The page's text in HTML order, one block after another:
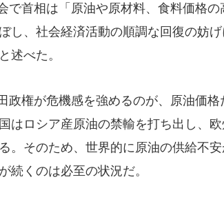
で首相は「原油や原材料、食料価格
し、社会経済活動の順調な回復の妨
述べた。
政権が危機感を強めるのが、原油価
はロシア産原油の禁輸を打ち出し、
。そのため、世界的に原油の供給不
続くのは必至の状況だ。